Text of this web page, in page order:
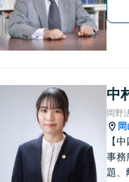
中
岡野
【
事務
題、